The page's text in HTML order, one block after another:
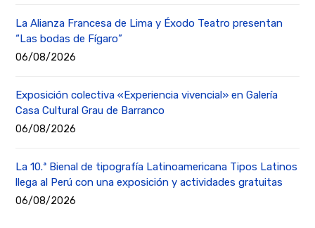
La Alianza Francesa de Lima y Éxodo Teatro presentan
“Las bodas de Fígaro”
06/08/2026
Exposición colectiva «Experiencia vivencial» en Galería
Casa Cultural Grau de Barranco
06/08/2026
La 10.ª Bienal de tipografía Latinoamericana Tipos Latinos
llega al Perú con una exposición y actividades gratuitas
06/08/2026